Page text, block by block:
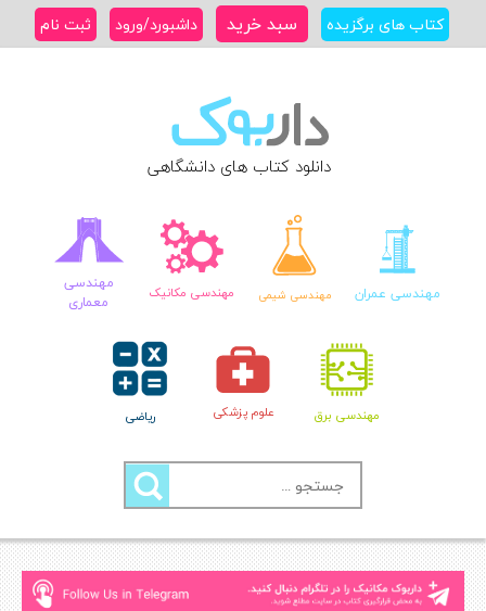
کتاب های برگزیده سبد خرید داشبورد/ورود ثبت نام
دانلود کتاب های دانشگاهی
مهندسی عمران مهندسی شیمی مهندسی مکانیک
مهندسی
معماری
مهندسی برق علوم پزشکی ریاضی
جستجو
برای: